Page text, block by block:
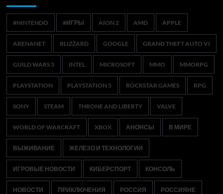
#NINTENDO #ИГРЫ AION 2 AMD APPLE
ARENANET BLIZZARD GOOGLE GRAND THEFT AUTO VI
GUILD WARS 3 INTEL MICROSOFT MMO MMORPG
PLAYSTATION PLAYSTATION 5 ROCKSTAR GAMES RPG
SONY STEAM THRONE AND LIBERTY VALVE
WORLD OF WARCRAFT XBOX АНОНСЫ В МИРЕ
ВЫЖИВАНИЕ ЖЕЛЕЗО И ТЕХНОЛОГИИ
ИГРОВЫЕ НОВОСТИ КИБЕРСПОРТ КОНСОЛЬ
НОВОСТИ ПРИКЛЮЧЕНИЯ РОССИЯ РОССИЯНЕ